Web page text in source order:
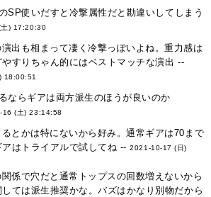
SP使いだすと冷撃属性だと勘違いしてしまう
) 17:20:30
出も相まって凄く冷撃っぽいよね。重力感は
すりちゃん的にはベストマッチな演出 --
18:00:51
ならギアは両方派生のほうが良いのか
16 (土) 23:14:58
とかは特にないから好み。通常ギアは70まで
アはトライアルで試してね --2021-10-17 (日)
係で穴だと通常トップスの回数増えないから
しては派生推奨かな。バズはかなり別物だから